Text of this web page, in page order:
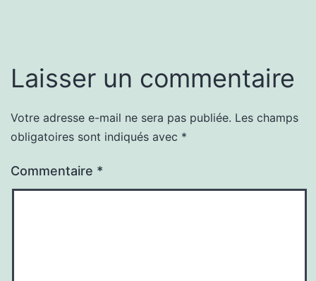
Laisser un commentaire
Votre adresse e-mail ne sera pas publiée. Les champs
obligatoires sont indiqués avec *
Commentaire *